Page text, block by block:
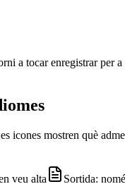
a tocar enregistrar per a
icones mostren què
veu alta Sortida: